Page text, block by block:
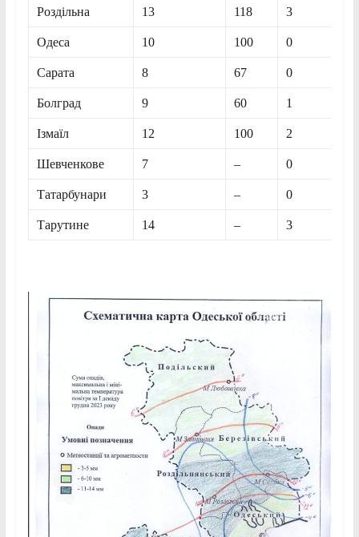
Роздільна 13 118 3
Одеса 10 100 0
Сарата 8 67 0
Болград 9 60 1
Ізмаїл 12 100 2
Шевченкове 7 – 0
Татарбунари 3 – 0
Тарутине 14 – 3